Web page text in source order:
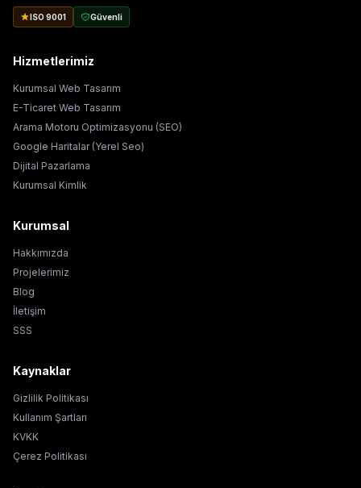
ISO 9001 Güvenli
Hizmetlerimiz
Kurumsal Web Tasarım
E-Ticaret Web Tasarım
Arama Motoru Optimizasyonu (SEO)
Google Haritalar (Yerel Seo)
Dijital Pazarlama
Kurumsal Kimlik
Kurumsal
Hakkımızda
Projelerimiz
Blog
İletişim
SSS
Kaynaklar
Gizlilik Politikası
Kullanım Şartları
KVKK
Çerez Politikası